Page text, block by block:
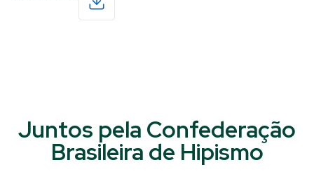
Juntos pela Confederação
Brasileira de Hipismo